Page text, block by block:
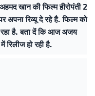
खान की फिल्म हीरोपंती 2
रिव्यू दे रहे है. फिल्म को
रहा है. बता दें कि आज अजय
रिलीज हो रही है.